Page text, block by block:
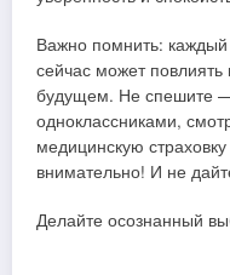
Важно помнить:
сейчас может
будущем. Не спешите
одноклассниками,
медицинскую
внимательно! И не
Делайте осознанный